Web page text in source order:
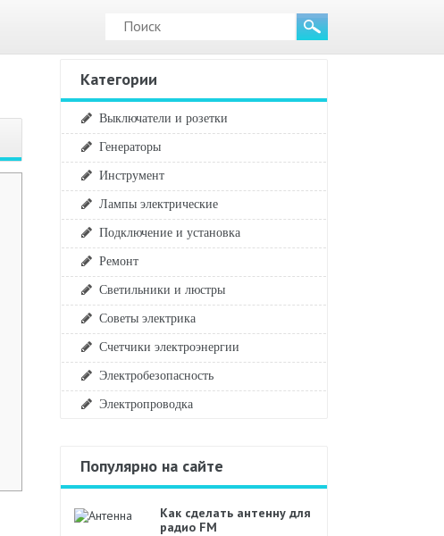
Категории
Выключатели и розетки
Генераторы
Инструмент
Лампы электрические
Подключение и установка
Ремонт
Светильники и люстры
Советы электрика
Счетчики электроэнергии
Электробезопасность
Электропроводка
Популярно на сайте
Как сделать антенну для
радио FM